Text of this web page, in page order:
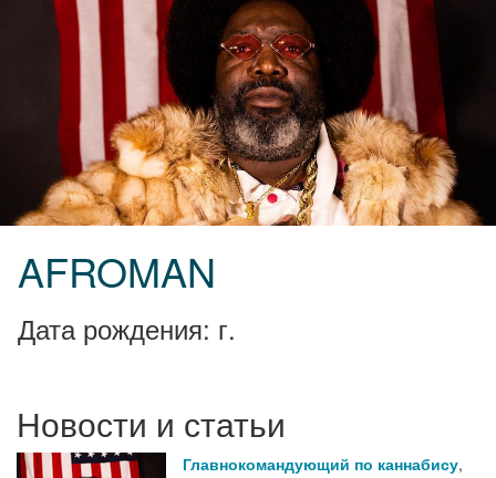
AFROMAN
Дата рождения: г.
Новости и статьи
Главнокомандующий по каннабису,